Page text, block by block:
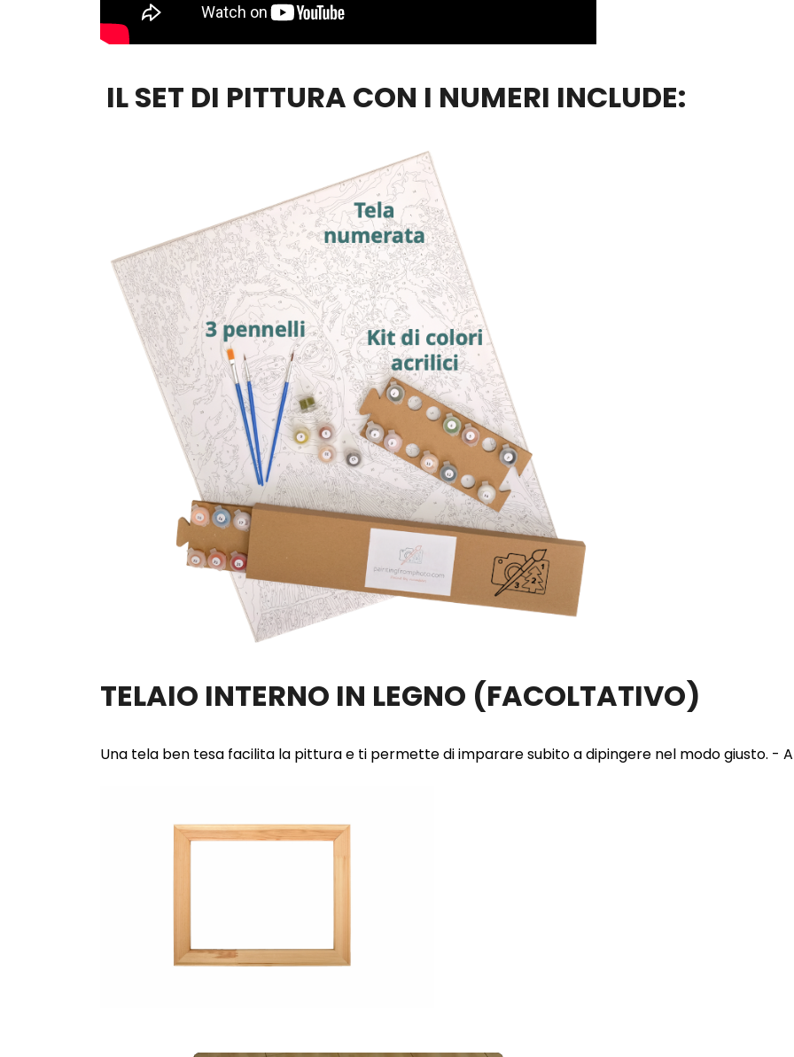
IL SET DI PITTURA CON I NUMERI INCLUDE:
TELAIO INTERNO IN LEGNO (FACOLTATIVO)
Una tela ben tesa facilita la pittura e ti permette di imparare subito a dipingere nel modo giusto.